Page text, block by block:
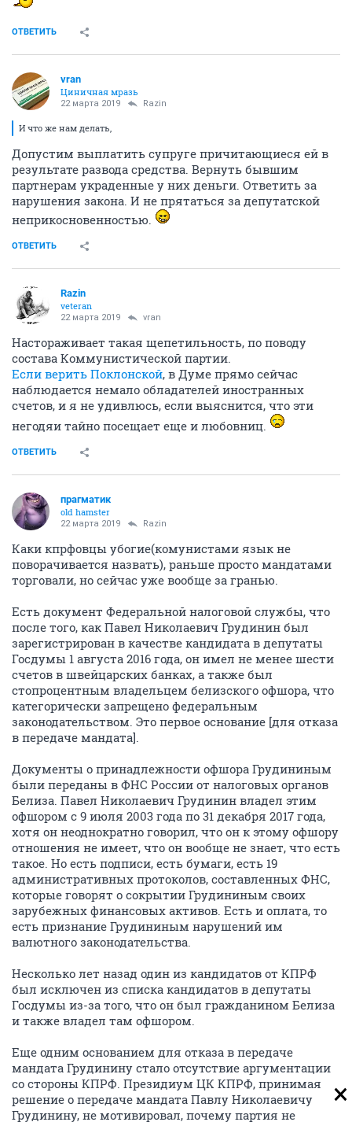
ОТВЕТИТЬ
vran
Циничная мразь
22 марта 2019 Razin
И что же нам делать,
Допустим выплатить супруге причитающиеся ей в
результате развода средства. Вернуть бывшим
партнерам украденные у них деньги. Ответить за
нарушения закона. И не прятаться за депутатской
неприкосновенностью.
ОТВЕТИТЬ
Razin
veteran
22 марта 2019 vran
Настораживает такая щепетильность, по поводу
состава Коммунистической партии.
Если верить Поклонской, в Думе прямо сейчас
наблюдается немало обладателей иностранных
счетов, и я не удивлюсь, если выяснится, что эти
негодяи тайно посещает еще и любовниц.
ОТВЕТИТЬ
прагматик
old hamster
22 марта 2019 Razin
Каки кпрфовцы убогие(комунистами язык не
поворачивается назвать), раньше просто мандатами
торговали, но сейчас уже вообще за гранью.
Есть документ Федеральной налоговой службы, что
после того, как Павел Николаевич Грудинин был
зарегистрирован в качестве кандидата в депутаты
Госдумы 1 августа 2016 года, он имел не менее шести
счетов в швейцарских банках, а также был
стопроцентным владельцем белизского офшора, что
категорически запрещено федеральным
законодательством. Это первое основание [для отказа
в передаче мандата].
Документы о принадлежности офшора Грудининым
были переданы в ФНС России от налоговых органов
Белиза. Павел Николаевич Грудинин владел этим
офшором с 9 июля 2003 года по 31 декабря 2017 года,
хотя он неоднократно говорил, что он к этому офшору
отношения не имеет, что он вообще не знает, что есть
такое. Но есть подписи, есть бумаги, есть 19
административных протоколов, составленных ФНС,
которые говорят о сокрытии Грудининым своих
зарубежных финансовых активов. Есть и оплата, то
есть признание Грудининым нарушений им
валютного законодательства.
Несколько лет назад один из кандидатов от КПРФ
был исключен из списка кандидатов в депутаты
Госдумы из-за того, что он был гражданином Белиза
и также владел там офшором.
Еще одним основанием для отказа в передаче
мандата Грудинину стало отсутствие аргументации
со стороны КПРФ. Президиум ЦК КПРФ, принимая
решение о передаче мандата Павлу Николаевичу
Грудинину, не мотивировал, почему партия не